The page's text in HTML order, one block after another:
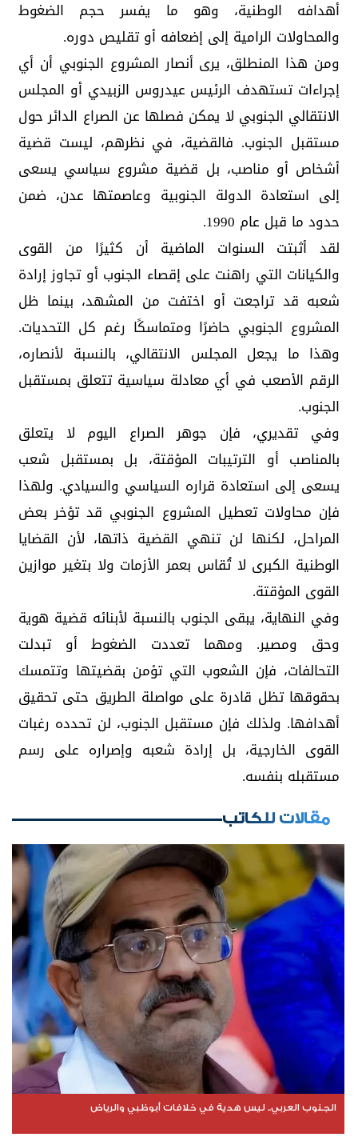
أهدافه الوطنية، وهو ما يفسر حجم الضغوط
والمحاولات الرامية إلى إضعافه أو تقليص دوره.
ومن هذا المنطلق، يرى أنصار المشروع الجنوبي أن أي
إجراءات تستهدف الرئيس عيدروس الزبيدي أو المجلس
الانتقالي الجنوبي لا يمكن فصلها عن الصراع الدائر حول
مستقبل الجنوب. فالقضية، في نظرهم، ليست قضية
أشخاص أو مناصب، بل قضية مشروع سياسي يسعى
إلى استعادة الدولة الجنوبية وعاصمتها عدن، ضمن
حدود ما قبل عام 1990.
لقد أثبتت السنوات الماضية أن كثيرًا من القوى
والكيانات التي راهنت على إقصاء الجنوب أو تجاوز إرادة
شعبه قد تراجعت أو اختفت من المشهد، بينما ظل
المشروع الجنوبي حاضرًا ومتماسكًا رغم كل التحديات.
وهذا ما يجعل المجلس الانتقالي، بالنسبة لأنصاره،
الرقم الأصعب في أي معادلة سياسية تتعلق بمستقبل
الجنوب.
وفي تقديري، فإن جوهر الصراع اليوم لا يتعلق
بالمناصب أو الترتيبات المؤقتة، بل بمستقبل شعب
يسعى إلى استعادة قراره السياسي والسيادي. ولهذا
فإن محاولات تعطيل المشروع الجنوبي قد تؤخر بعض
المراحل، لكنها لن تنهي القضية ذاتها، لأن القضايا
الوطنية الكبرى لا تُقاس بعمر الأزمات ولا بتغير موازين
القوى المؤقتة.
وفي النهاية، يبقى الجنوب بالنسبة لأبنائه قضية هوية
وحق ومصير. ومهما تعددت الضغوط أو تبدلت
التحالفات، فإن الشعوب التي تؤمن بقضيتها وتتمسك
بحقوقها تظل قادرة على مواصلة الطريق حتى تحقيق
أهدافها. ولذلك فإن مستقبل الجنوب، لن تحدده رغبات
القوى الخارجية، بل إرادة شعبه وإصراره على رسم
مستقبله بنفسه.
مقالات للكاتب
الجنوب العربي.. ليس هدية في خلافات أبوظبي والرياض